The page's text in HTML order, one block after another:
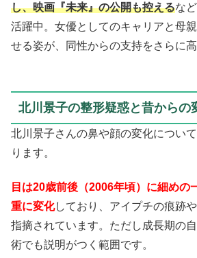
し、映画『未来』の公開も控えるな
活躍中。女優としてのキャリアと母
せる姿が、同性からの支持をさらに高
北川景子の整形疑惑と昔からの
北川景子さんの鼻や顔の変化につい
ります。
目は20歳前後（2006年頃）に細めの
重に変化しており、アイプチの痕跡
指摘されています。ただし成長期の
術でも説明がつく範囲です。